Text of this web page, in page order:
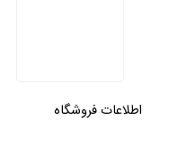
اطلاعات فروشگاه